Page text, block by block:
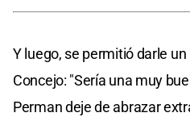
Y luego, se permitió darle un
Concejo: "Sería una muy
Perman deje de abrazar